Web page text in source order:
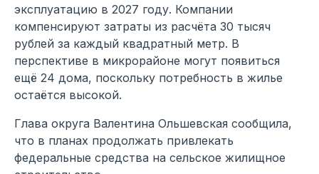
эксплуатацию в 2027 году. Компании
компенсируют затраты из расчёта 30 тысяч
рублей за каждый квадратный метр. В
перспективе в микрорайоне могут появиться
ещё 24 дома, поскольку потребность в жилье
остаётся высокой.
Глава округа Валентина Ольшевская сообщила,
что в планах продолжать привлекать
федеральные средства на сельское жилищное